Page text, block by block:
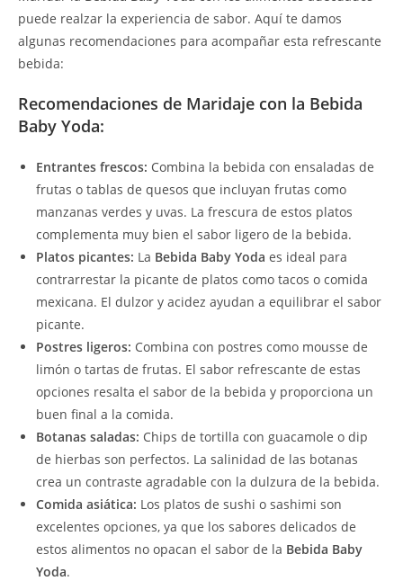
puede realzar la experiencia de sabor. Aquí te damos
algunas recomendaciones para acompañar esta refrescante
bebida:
Recomendaciones de Maridaje con la Bebida
Baby Yoda:
Entrantes frescos: Combina la bebida con ensaladas de
frutas o tablas de quesos que incluyan frutas como
manzanas verdes y uvas. La frescura de estos platos
complementa muy bien el sabor ligero de la bebida.
Platos picantes: La Bebida Baby Yoda es ideal para
contrarrestar la picante de platos como tacos o comida
mexicana. El dulzor y acidez ayudan a equilibrar el sabor
picante.
Postres ligeros: Combina con postres como mousse de
limón o tartas de frutas. El sabor refrescante de estas
opciones resalta el sabor de la bebida y proporciona un
buen final a la comida.
Botanas saladas: Chips de tortilla con guacamole o dip
de hierbas son perfectos. La salinidad de las botanas
crea un contraste agradable con la dulzura de la bebida.
Comida asiática: Los platos de sushi o sashimi son
excelentes opciones, ya que los sabores delicados de
estos alimentos no opacan el sabor de la Bebida Baby
Yoda.